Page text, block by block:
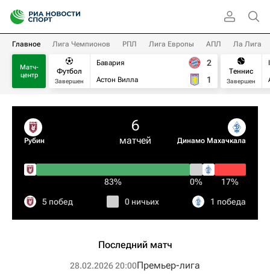
Главное Лига Чемпионов РПЛ Лига Европы АПЛ Ла Лига
Матч-
центр
Футбол
Завершен
Бавария
Астон Вилла
2
1
Теннис
Завершен
Рубин
6
матчей Динамо Махачкала
83% 0% 17%
5 побед 0 ничьих 1 победа
Последний матч
28.02.2026 20:00Премьер-лига